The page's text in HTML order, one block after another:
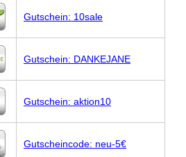
Gutschein: 10sale
Gutschein: DANKEJANE
Gutschein: aktion10
Gutscheincode: neu-5€